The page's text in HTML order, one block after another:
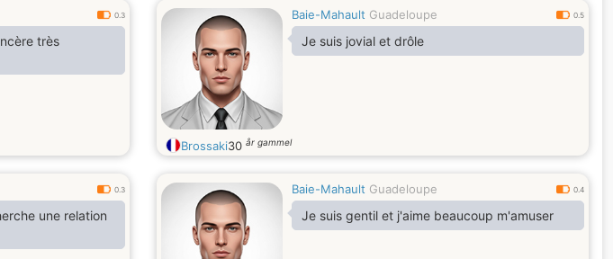
0.3
très
Baie-Mahault Guadeloupe 0.5
Je suis jovial et drôle
Brossaki30 år gammel
0.3
une relation
Baie-Mahault Guadeloupe 0.4
Je suis gentil et j'aime beaucoup m'amuser